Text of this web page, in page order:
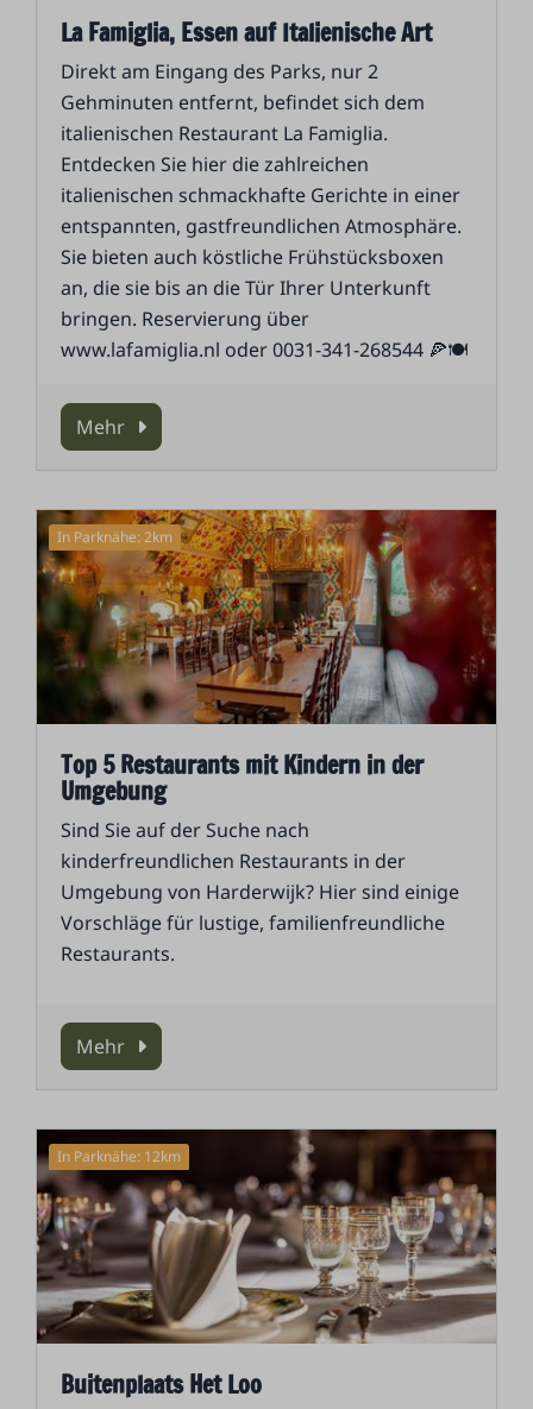
La Famiglia, Essen auf Italienische Art
Direkt am Eingang des Parks, nur 2
Gehminuten entfernt, befindet sich dem
italienischen Restaurant La Famiglia.
Entdecken Sie hier die zahlreichen
italienischen schmackhafte Gerichte in einer
entspannten, gastfreundlichen Atmosphäre.
Sie bieten auch köstliche Frühstücksboxen
an, die sie bis an die Tür Ihrer Unterkunft
bringen. Reservierung über
www.lafamiglia.nl oder 0031-341-268544 🍕🍽️
Mehr
In Parknähe: 2km
Top 5 Restaurants mit Kindern in der
Umgebung
Sind Sie auf der Suche nach
kinderfreundlichen Restaurants in der
Umgebung von Harderwijk? Hier sind einige
Vorschläge für lustige, familienfreundliche
Restaurants.
Mehr
In Parknähe: 12km
Buitenplaats Het Loo